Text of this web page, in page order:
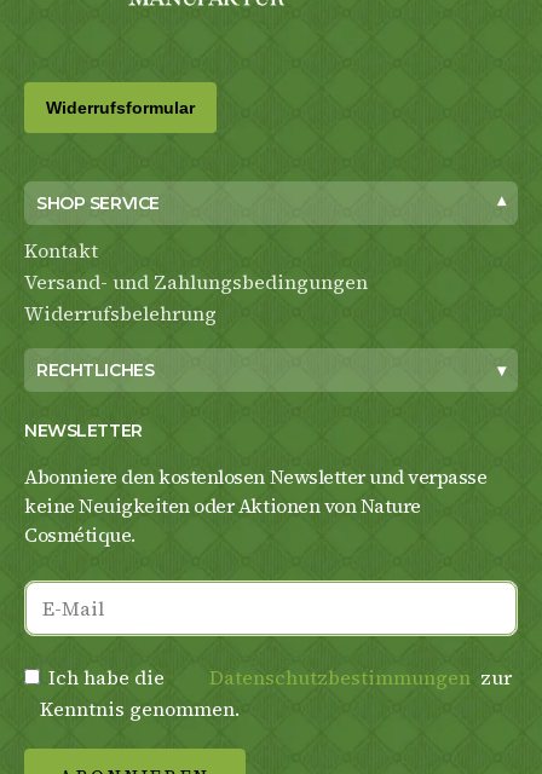
SHOP SERVICE ▾
Kontakt
Versand- und Zahlungsbedingungen
Widerrufsbelehrung
RECHTLICHES ▾
NEWSLETTER
Abonniere den kostenlosen Newsletter und verpasse
keine Neuigkeiten oder Aktionen von Nature
Cosmétique.
Ich habe die Datenschutzbestimmungen zur
Kenntnis genommen.